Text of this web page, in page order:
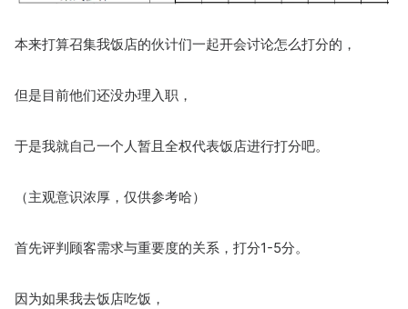
本来打算召集我饭店的伙计们一起开会讨论怎么打分的，
但是目前他们还没办理入职，
于是我就自己一个人暂且全权代表饭店进行打分吧。
（主观意识浓厚，仅供参考哈）
首先评判顾客需求与重要度的关系，打分1-5分。
因为如果我去饭店吃饭，